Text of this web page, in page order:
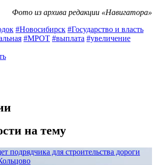
Фото из архива редакции «Навигатора»
#Новосибирск #Государство и власть
#МРОТ #выплата #увеличение
на тему